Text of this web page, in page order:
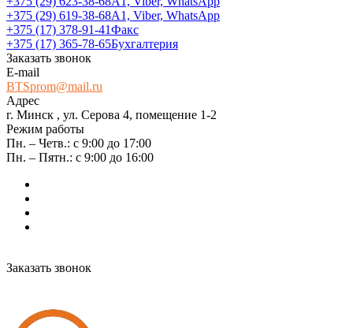
+375 (29) 619-38-68А1, Viber, WhatsApp
+375 (17) 378-91-41Факс
+375 (17) 365-78-65Бухгалтерия
Заказать звонок
E-mail
BTSprom@mail.ru
Адрес
г. Минск , ул. Серова 4, помещение 1-2
Режим работы
Пн. – Четв.: с 9:00 до 17:00
Пн. – Пятн.: с 9:00 до 16:00
Заказать звонок